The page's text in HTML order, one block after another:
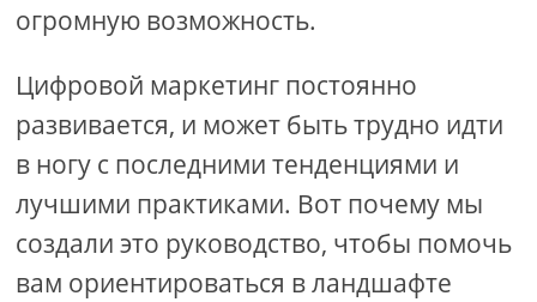
огромную возможность.
Цифровой маркетинг постоянно
развивается, и может быть трудно идти
в ногу с последними тенденциями и
лучшими практиками. Вот почему мы
создали это руководство, чтобы помочь
вам ориентироваться в ландшафте